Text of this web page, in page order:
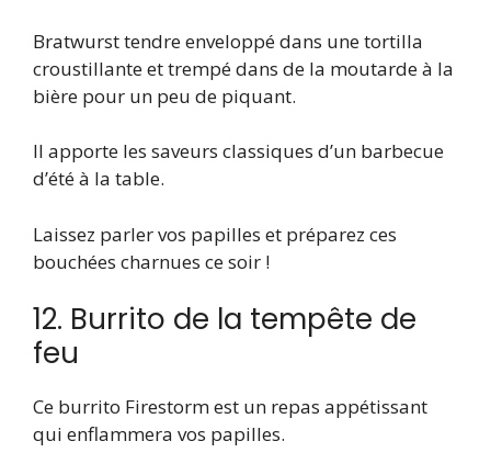
Bratwurst tendre enveloppé dans une tortilla
croustillante et trempé dans de la moutarde à la
bière pour un peu de piquant.
Il apporte les saveurs classiques d’un barbecue
d’été à la table.
Laissez parler vos papilles et préparez ces
bouchées charnues ce soir !
12. Burrito de la tempête de
feu
Ce burrito Firestorm est un repas appétissant
qui enflammera vos papilles.